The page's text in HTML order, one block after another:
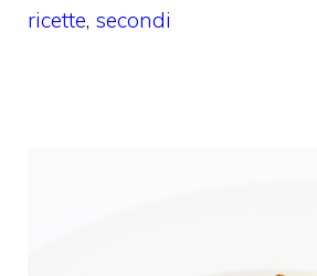
ricette, secondi